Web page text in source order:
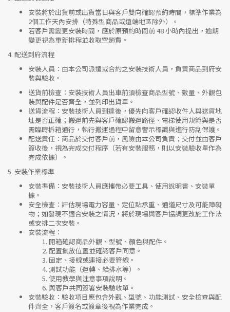
安裝將於出貨前或出貨當日與客戶雙向確認預約時間，標準作業為
2個工作天內安排（特殊型商品或遠端地區除外）。
若客戶需變更安裝時間，應於原預約時間前 48 小時內提出，逾期
變更視為重新排程並收取空趟費。
4. 配送到府流程
安裝人員 ：由本公司派遣或合約之安裝技術人員，負責商品到府安
裝與驗收。
送貨前檢查 ：安裝技術人員出車前須檢查商品型號、數量、外觀包
裝與配件是否齊全，並列印出貨單。
送貨流程 ：安裝技術人員到達後，優先向客戶確認收件人與送貨地
址是否正確；搬運前先與客戶確認搬運路徑、電梯使用規範與是否
需臨時拆箱通行，執行搬運過程中留意警示標識與進行防刮保護。
配送責任 ：商品於交付客戶前，風險由本公司負責；交付並由客戶
簽收後，視為完成交付程序（若有安裝服務，則以安裝驗收單作為
完成依據）。
5. 安裝作業標準
安裝準備 ：安裝技術人員應攜帶必要工具、使用說明書、安裝單
據。
安全檢查 ：評估現場電力容量、定位點承重、通道尺寸及可能障礙
物；如發現不適合安裝之情況，將於現場與客戶協調更改施工作法
或安排二次安裝。
安裝流程 ：
開箱確認商品外觀、型號、顏色與配件。
配置擺放位置並確認客戶同意。
固定、接線或連接必要管線。
測試功能（運轉、給排水等）。
使用教學與注意事項說明。
與客戶共同簽署安裝驗收單。
安裝驗收 ：驗收項目應包含外觀、型號、功能測試、安全檢查與配
件齊全，客戶簽名或簽章後視為作業完成。